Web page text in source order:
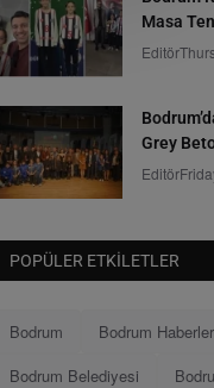
Masa
Editör
Grey
Editör
POPÜLER ETKILETLER
Bodrum Bodrum
Bodrum Belediyesi